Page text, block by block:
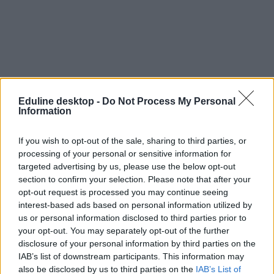
Eduline desktop - Do Not Process My Personal
Information
If you wish to opt-out of the sale, sharing to third parties, or
processing of your personal or sensitive information for
targeted advertising by us, please use the below opt-out
section to confirm your selection. Please note that after your
opt-out request is processed you may continue seeing
interest-based ads based on personal information utilized by
us or personal information disclosed to third parties prior to
your opt-out. You may separately opt-out of the further
disclosure of your personal information by third parties on the
IAB’s list of downstream participants. This information may
also be disclosed by us to third parties on the IAB’s List of